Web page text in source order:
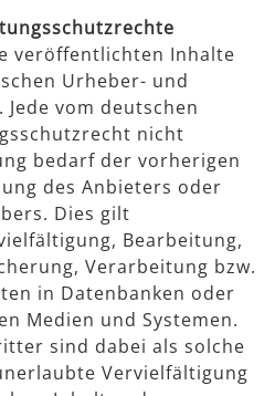
veröffentlichten Inhalte
Urheber- und
vom deutschen
nicht
bedarf der vorherigen
des Anbieters oder
Dies gilt
Bearbeitung,
Verarbeitung bzw.
in Datenbanken oder
Medien und Systemen.
sind dabei als solche
Vervielfältigung